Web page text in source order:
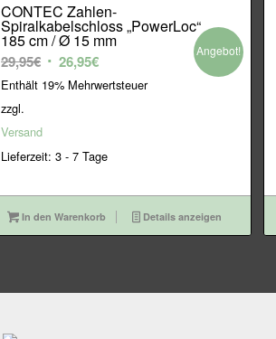
CONTEC Zahlen-
Spiralkabelschloss „PowerLoc“
185 cm / Ø 15 mm
29,95€ Ursprünglicher
Preis
26,95€Aktueller
Preis
Enthält 19% Mehrwertsteuer
zzgl.
Versand
Lieferzeit: 3 - 7 Tage
Angebot!
In den Warenkorb Details anzeigen